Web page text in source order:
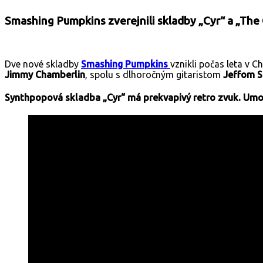
Smashing Pumpkins zverejnili skladby „Cyr“ a
Dve nové skladby Smashing Pumpkins vznikli počas leta v
Jimmy Chamberlin, spolu s dlhoročným gitaristom Jeffom
Synthpopová skladba „Cyr“ má prekvapivý retro zvuk.